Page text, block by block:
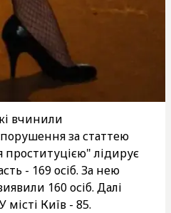
вчинили
за статтею
лідирує
- 169 осіб. За нею
160 осіб. Далі
місті Київ - 85.